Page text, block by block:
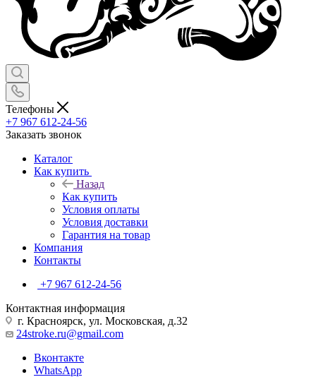
Телефоны
+7 967 612-24-56
Заказать звонок
Каталог
Как купить
Назад
Как купить
Условия оплаты
Условия доставки
Гарантия на товар
Компания
Контакты
+7 967 612-24-56
Контактная информация
г. Красноярск, ул. Московская, д.32
24stroke.ru@gmail.com
Вконтакте
WhatsApp